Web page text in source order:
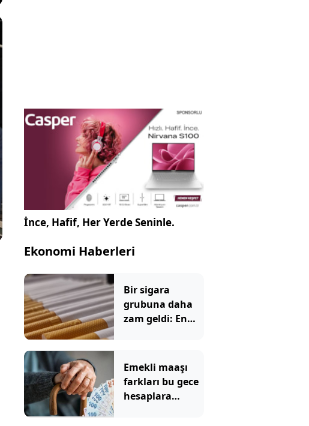
İnce, Hafif, Her Yerde Seninle.
Ekonomi Haberleri
Bir sigara
grubuna daha
zam geldi: En
Emekli maaşı
farkları bu gece
hesaplara